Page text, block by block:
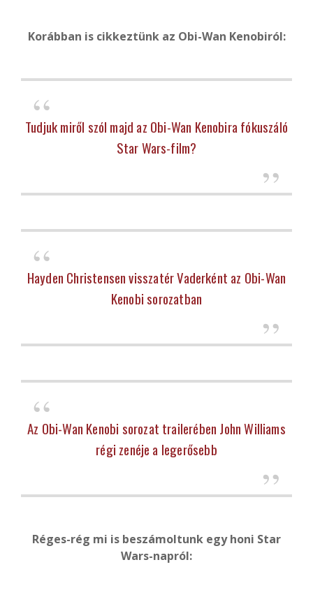
Korábban is cikkeztünk az Obi-Wan Kenobiról:
Tudjuk miről szól majd az Obi-Wan Kenobira fókuszáló
Star Wars-film?
Hayden Christensen visszatér Vaderként az Obi-Wan
Kenobi sorozatban
Az Obi-Wan Kenobi sorozat trailerében John Williams
régi zenéje a legerősebb
Réges-rég mi is beszámoltunk egy honi Star
Wars-napról: